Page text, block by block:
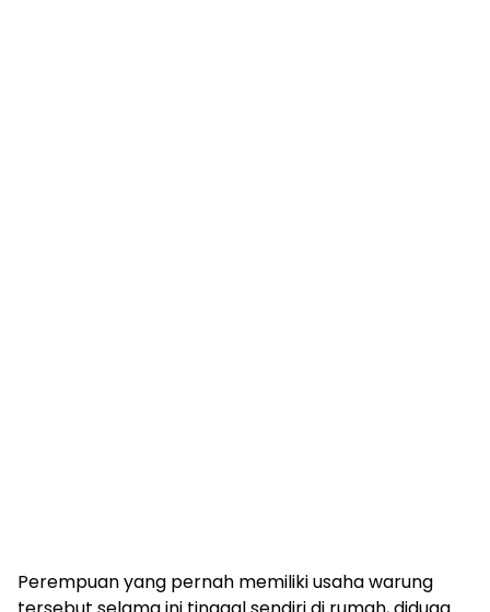
Perempuan yang pernah memiliki usaha warung